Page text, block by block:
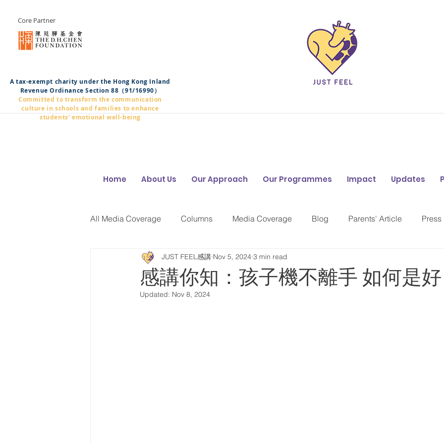
Core Partner
A tax-exempt charity under the Hong Kong Inland
Revenue Ordinance Section 88（91/16990）
Committed to transform the communication
culture in schools and families to enhance
students’ emotional well-being
Home About Us Our Approach Our Programmes Impact Updates
All Media Coverage Columns Media Coverage Blog Parents' Article
Partner Schools stories
感講你知：孩子機不離手 如何是
JUST FEEL感講 Nov 5, 2024 3 min read
Updated: Nov 8, 2024